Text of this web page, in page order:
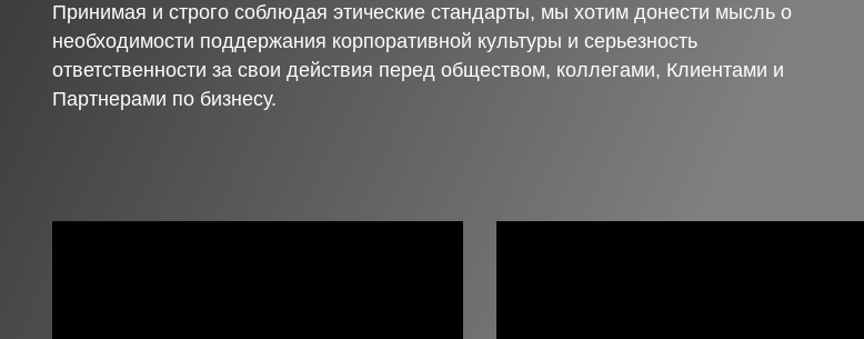
Принимая и строго соблюдая этические стандарты, мы хотим донести мысль о
необходимости поддержания корпоративной культуры и серьезность
ответственности за свои действия перед обществом, коллегами, Клиентами и
Партнерами по бизнесу.